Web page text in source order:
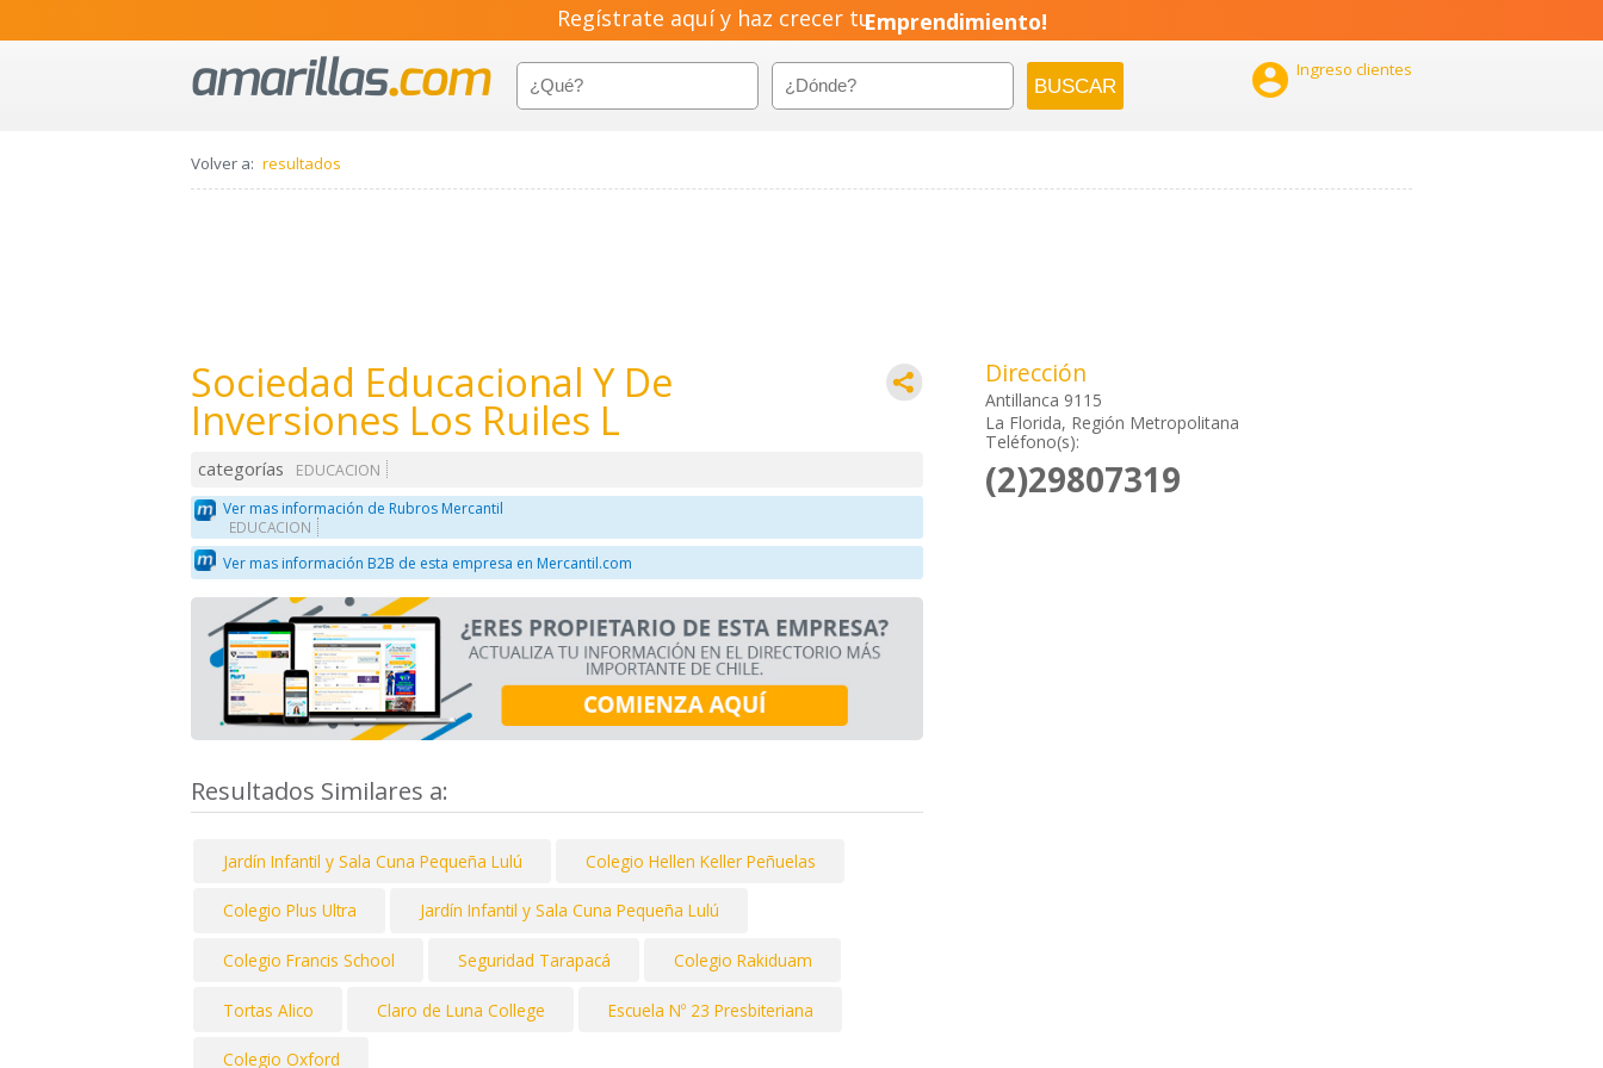
Regístrate aquí y haz crecer tuEmprendimiento!
 Ingreso clientes
Volver a: resultados
Sociedad Educacional Y De
Inversiones Los Ruiles L
categorías
EDUCACION
Ver mas información de Rubros Mercantil
EDUCACION
Ver mas información B2B de esta empresa en Mercantil.com
Resultados Similares a:
Jardín Infantil y Sala Cuna Pequeña Lulú Colegio Hellen Keller Peñuelas
Colegio Plus Ultra Jardín Infantil y Sala Cuna Pequeña Lulú
Colegio Francis School Seguridad Tarapacá Colegio Rakiduam
Tortas Alico Claro de Luna College Escuela Nº 23 Presbiteriana
Colegio Oxford
Dirección
Antillanca 9115
La Florida, Región Metropolitana
Teléfono(s):
(2)29807319